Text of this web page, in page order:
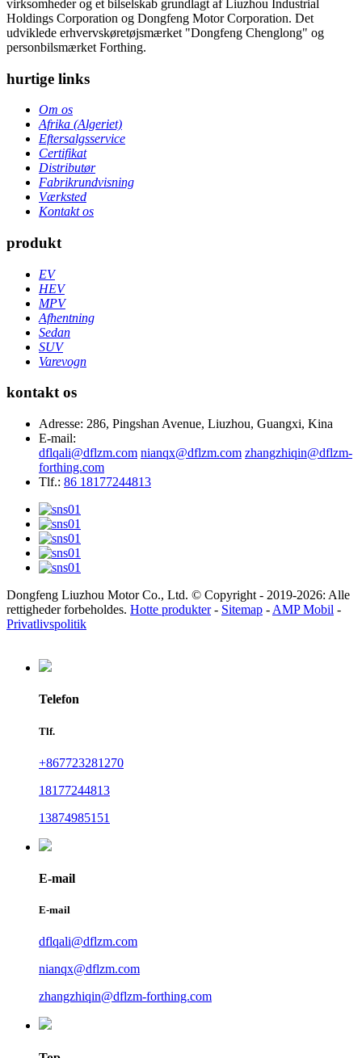
virksomheder og et bilselskab grundlagt af Liuzhou Industrial
Holdings Corporation og Dongfeng Motor Corporation. Det
udviklede erhvervskøretøjsmærket "Dongfeng Chenglong" og
personbilsmærket Forthing.
hurtige links
Om os
Afrika (Algeriet)
Eftersalgsservice
Certifikat
Distributør
Fabrikrundvisning
Værksted
Kontakt os
produkt
EV
HEV
MPV
Afhentning
Sedan
SUV
Varevogn
kontakt os
Adresse: 286, Pingshan Avenue, Liuzhou, Guangxi, Kina
E-mail:
dflqali@dflzm.com nianqx@dflzm.com zhangzhiqin@dflzm-
forthing.com
Tlf.: 86 18177244813
Dongfeng Liuzhou Motor Co., Ltd. © Copyright - 2019-2026: Alle
rettigheder forbeholdes. Hotte produkter- Sitemap - AMP Mobil -
Privatlivspolitik
Telefon
Tlf.
+867723281270
18177244813
13874985151
E-mail
E-mail
dflqali@dflzm.com
nianqx@dflzm.com
zhangzhiqin@dflzm-forthing.com